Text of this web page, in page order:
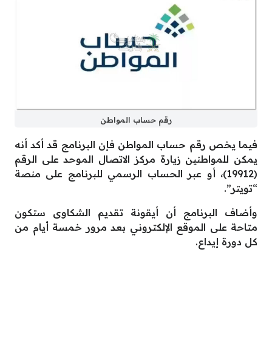
رقم حساب المواطن
فيما يخص رقم حساب المواطن فإن البرنامج قد أكد أنه
يمكن للمواطنين زيارة مركز الاتصال الموحد على الرقم
(19912)، أو عبر الحساب الرسمي للبرنامج على منصة
“تويتر”.
وأضاف البرنامج أن أيقونة تقديم الشكاوى ستكون
متاحة على الموقع الإلكتروني بعد مرور خمسة أيام من
كل دورة إيداع.